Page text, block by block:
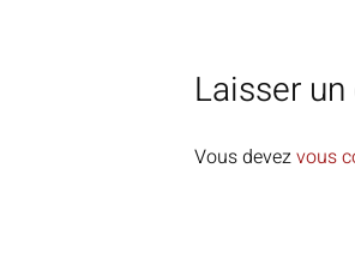
Laisser
Vous devezvous